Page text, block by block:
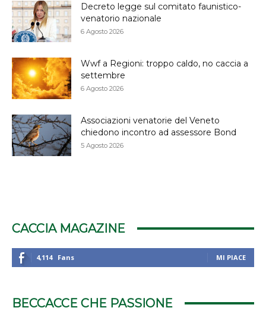
Decreto legge sul comitato faunistico-
venatorio nazionale
6 Agosto 2026
Wwf a Regioni: troppo caldo, no caccia a
settembre
6 Agosto 2026
Associazioni venatorie del Veneto
chiedono incontro ad assessore Bond
5 Agosto 2026
CACCIA MAGAZINE
4,114 Fans MI PIACE
BECCACCE CHE PASSIONE